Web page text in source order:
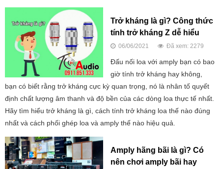
Trở kháng là gì? Công thức
tính trở kháng Z dễ hiểu
06/06/2021 Đã xem: 2279
Đấu nối loa với amply bạn có bao
giờ tính trở kháng hay không,
bạn có biết rằng trở kháng cực kỳ quan trọng, nó là nhân tố quyết
định chất lượng âm thanh và độ bền của các dòng loa thực tế nhất.
Hãy tìm hiểu trở kháng là gì, cách tính trở kháng loa thế nào đúng
nhất và cách phối ghép loa và amply thế nào hiệu quả.
Amply hãng bãi là gì? Có
nên chơi amply bãi hay